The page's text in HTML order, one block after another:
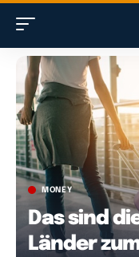
MONEY
Das sind
Länder